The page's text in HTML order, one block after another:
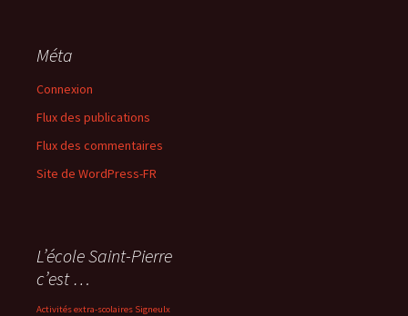
Méta
Connexion
Flux des publications
Flux des commentaires
Site de WordPress-FR
L’école Saint-Pierre
c’est …
Activités extra-scolaires Signeulx